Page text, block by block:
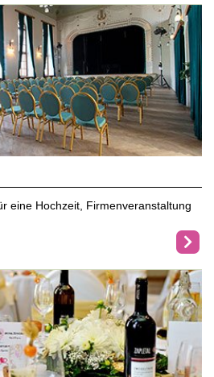
eine Hochzeit, Firmenveranstaltung